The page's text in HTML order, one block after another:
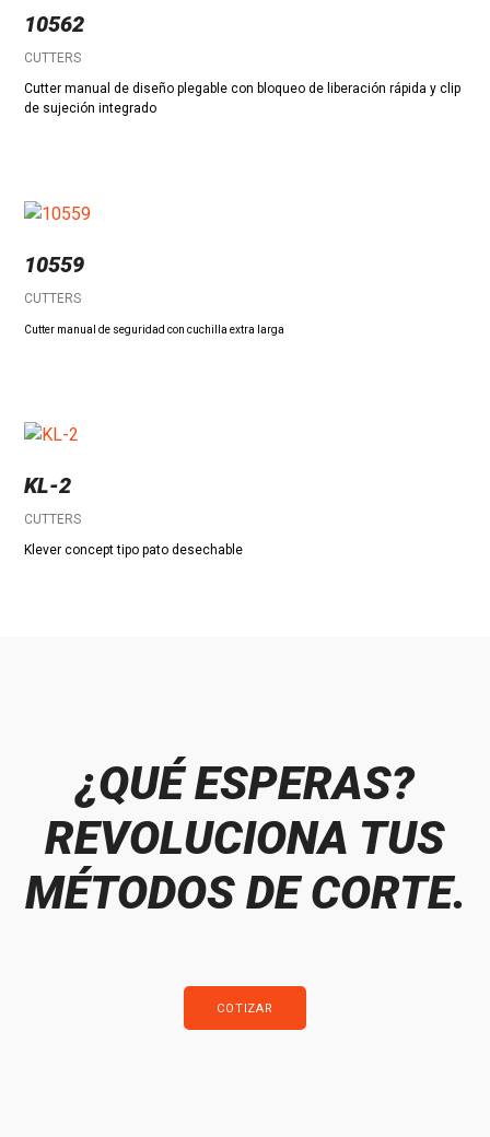
10562
CUTTERS
Cutter manual de diseño plegable con bloqueo de liberación rápida y clip
de sujeción integrado
10559
CUTTERS
Cutter manual de seguridad con cuchilla extra larga
KL-2
CUTTERS
Klever concept tipo pato desechable
¿QUÉ ESPERAS?
REVOLUCIONA TUS
MÉTODOS DE CORTE.
COTIZAR